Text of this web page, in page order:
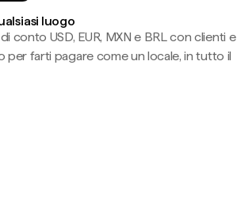
luogo
conto USD, EUR, MXN e BRL con clienti e
farti pagare come un locale, in tutto il